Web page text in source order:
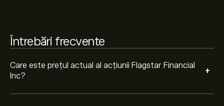
Întrebări frecvente
Care este prețul actual al acțiunii Flagstar Financial
Inc?
+
Pe baza recomandărilor a 12 analiști pentru FLG în
puternică.